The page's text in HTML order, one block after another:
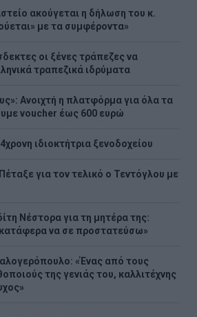
ακούγεται η δήλωση του κ.
με τα συμφέροντα»
οι ξένες τράπεζες να
τραπεζικά ιδρύματα
Ανοιχτή η πλατφόρμα για όλα τα
voucher έως 600 ευρώ
ιδιοκτήτρια ξενοδοχείου
για τον τελικό ο Τεντόγλου με
Νέστορα για τη μητέρα της:
να σε προστατεύσω»
«Ένας από τους
της γενιάς του, καλλιτέχνης